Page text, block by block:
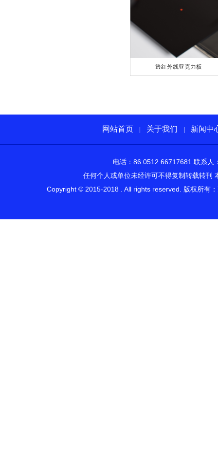
透红外线亚克力板
网站首页 关于我们 新闻中
电话：86 0512 66717681 联系人
任何个人或单位未经许可不得复制转载转刊
Copyright © 2015-2018 . All rights reserved. 版权所有